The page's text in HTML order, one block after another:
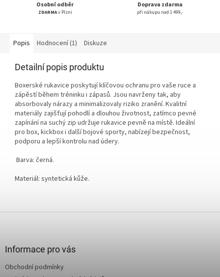
Osobní odběr
ZDARMAv Plzni
Doprava zdarma
při nákupu nad 1 499,-
Popis Hodnocení (1) Diskuze
Detailní popis produktu
Boxerské rukavice poskytují klíčovou ochranu pro vaše ruce a
zápěstí během tréninku i zápasů. Jsou navrženy tak, aby
absorbovaly nárazy a minimalizovaly riziko zranění. Kvalitní
materiály zajišťují pohodlí a dlouhou životnost, zatímco pevné
zapínání na suchý zip udržuje rukavice pevně na místě. Ideální
pro box, kickbox i další bojové sporty, nabízejí bezpečnost,
podporu a lepší kontrolu nad údery.
Barva: černá.
Materiál: syntetická kůže.
Informace pro vás
Obchodní podmínky